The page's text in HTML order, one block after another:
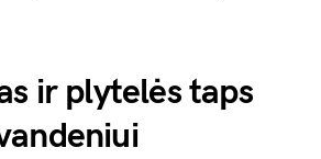
ir plytelės taps